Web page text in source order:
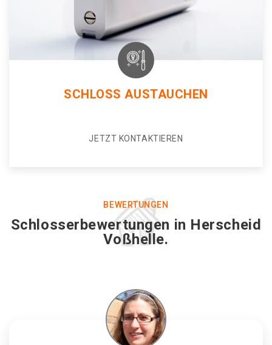
SCHLOSS AUSTAUCHEN
JETZT KONTAKTIEREN
BEWERTUNGEN
Schlosserbewertungen in Herscheid
Voßhelle.